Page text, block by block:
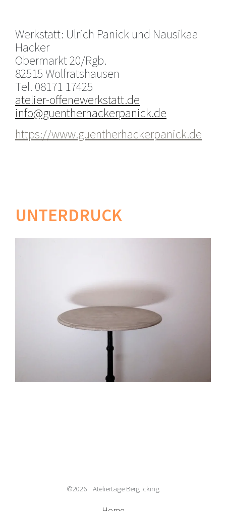
Werkstatt: Ulrich Panick und Nausikaa
Hacker
Obermarkt 20/Rgb.
82515 Wolfratshausen
Tel. 08171 17425
atelier-offenewerkstatt.de
info@guentherhackerpanick.de
https://www.guentherhackerpanick.de
UNTERDRUCK
©2026 Ateliertage Berg Icking